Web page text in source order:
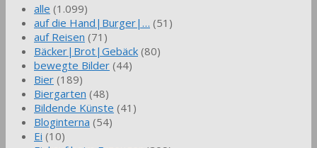
alle (1.099)
auf die Hand|Burger|… (51)
auf Reisen (71)
Bäcker|Brot|Gebäck (80)
bewegte Bilder (44)
Bier (189)
Biergarten (48)
Bildende Künste (41)
Bloginterna (54)
Ei (10)